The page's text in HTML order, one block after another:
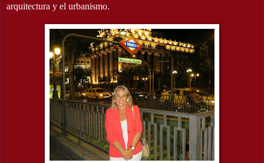
arquitectura y el urbanismo.